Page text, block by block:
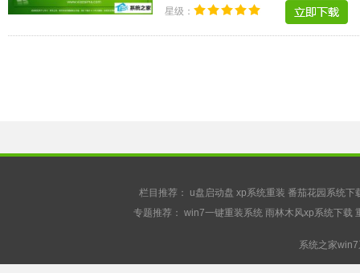
星级：
栏目推荐： u盘启动盘 xp系统重装 番茄花园系统下
专题推荐： win7一键重装系统 雨林木风xp系统下载
系统之家